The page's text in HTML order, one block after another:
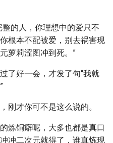
的人，你理想中的爱只不
根本不配被爱，别去祸害现
萝莉涩图冲到死。”
了好一会，才发了句“我就
刚才你可不是这么说的。
炼铜癖呢，大多也都是真口
冲二次元就得了，谁真炼现